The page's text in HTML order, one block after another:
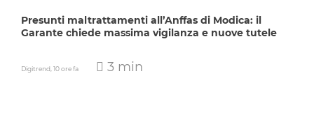
Presunti maltrattamenti all’Anffas di Modica: il
Garante chiede massima vigilanza e nuove tutele
Digitrend,10 ore fa 3 min